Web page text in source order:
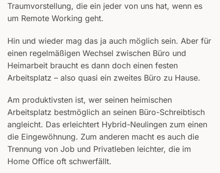
Traumvorstellung, die ein jeder von uns hat, wenn es
um Remote Working geht.
Hin und wieder mag das ja auch möglich sein. Aber für
einen regelmäßigen Wechsel zwischen Büro und
Heimarbeit braucht es dann doch einen festen
Arbeitsplatz – also quasi ein zweites Büro zu Hause.
Am produktivsten ist, wer seinen heimischen
Arbeitsplatz bestmöglich an seinen Büro-Schreibtisch
angleicht. Das erleichtert Hybrid-Neulingen zum einen
die Eingewöhnung. Zum anderen macht es auch die
Trennung von Job und Privatleben leichter, die im
Home Office oft schwerfällt.